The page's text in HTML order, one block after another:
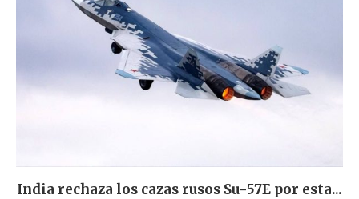
India rechaza los cazas rusos Su-57E por esta...